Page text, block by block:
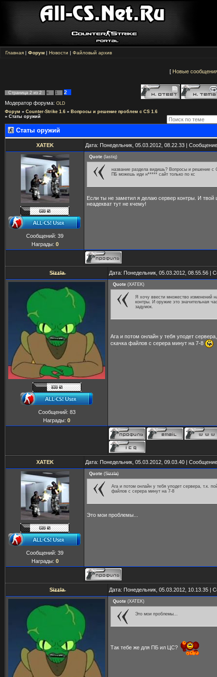
Главная | Форум | Новости | Файловый архив
[ Новые
Страница 2 из 2 « 1
2
Модератор форума: OLD
Форум » Counter-Strike 1.6 » Вопросы и решение проблем с CS 1.6
» Статы оружий
Статы оружий
XATEK Дата: Понедельник, 05.03.2012, 08.22.33 |
Сообщений: 39
Награды: 0
Quote ( lastiq)
название раздела видишь? Вопросы и решение с
ПБ можешь иди н***** сайт только по кс
Если ты не заметил я делаю сервер контры. И твой
неадекват тут не кчему!
S̶i̶z̶z̶l̶a̶ Дата: Понедельник, 05.03.2012, 08.55.56 |
Сообщений: 83
Награды: 0
Quote (XATEK)
Я хочу ввести множество изменений
контры. И оружие это значительная
задумок.
Ага и потом онлайн у тебя уподет
скачка файлов с серера минут на 7-8
XATEK Дата: Понедельник, 05.03.2012, 09.03.40 |
Сообщений: 39
Награды: 0
Quote (S̶i̶z̶z̶l̶a̶)
Ага и потом онлайн у тебя уподет сервера, т.к.
файлов с серера минут на 7-8
Это мои проблемы...
S̶i̶z̶z̶l̶a̶ Дата: Понедельник, 05.03.2012, 10.13.35 |
Quote (XATEK)
Это мои проблемы...
Так тебе же для ПБ ил ЦС?